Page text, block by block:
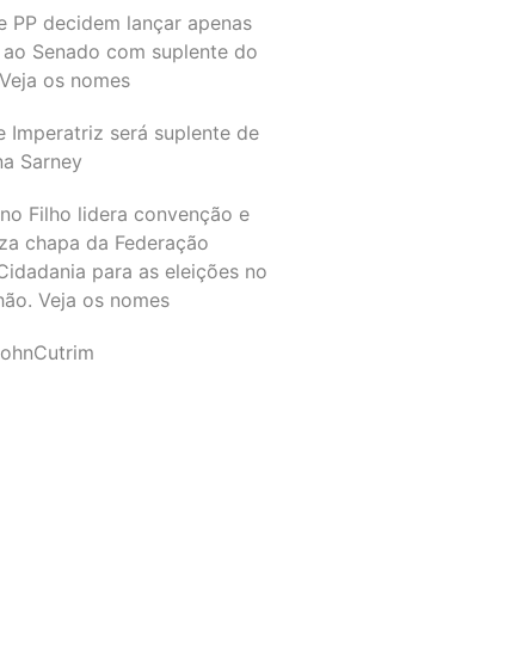
PP decidem lançar apenas
ao Senado com suplente do
os nomes
Imperatriz será suplente de
Sarney
Filho lidera convenção e
chapa da Federação
para as eleições no
Veja os nomes